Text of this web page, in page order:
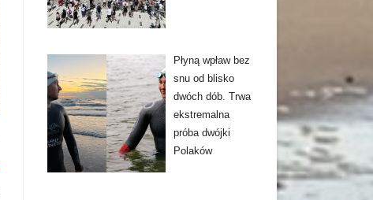
Płyną wpław bez
snu od blisko
dwóch dób. Trwa
ekstremalna
próba dwójki
Polaków